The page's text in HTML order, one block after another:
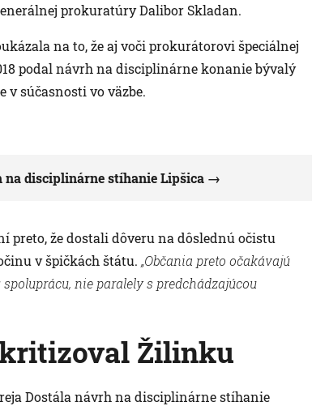
prokuratúry Dalibor Skladan.
na to, že aj voči prokurátorovi špeciálnej
podal návrh na disciplinárne konanie bývalý
v súčasnosti vo väzbe.
disciplinárne stíhanie Lipšica
preto, že dostali dôveru na dôslednú očistu
v špičkách štátu. „Občania preto očakávajú
nie paralely s predchádzajúcou
kritizoval Žilinku
Dostála návrh na disciplinárne stíhanie